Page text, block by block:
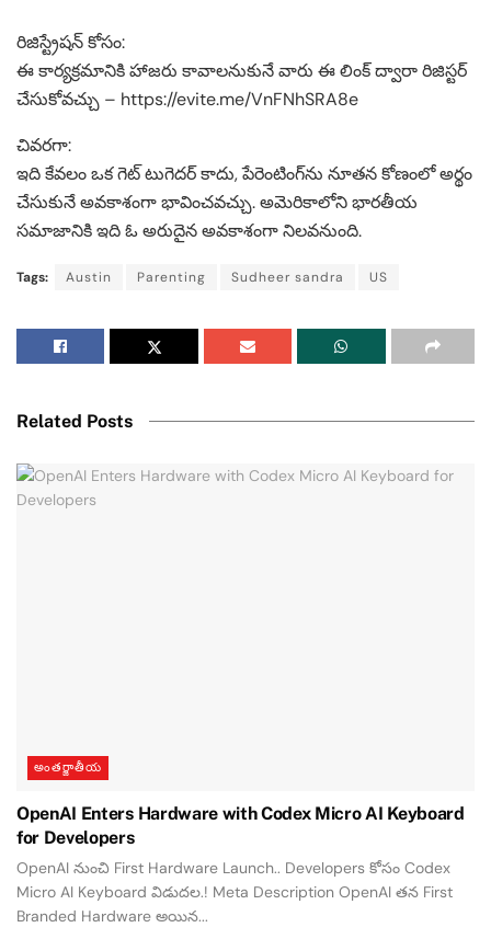
రిజిస్ట్రేషన్ కోసం:
ఈ కార్య‌క్ర‌మానికి హాజరు కావాలనుకునే వారు ఈ లింక్ ద్వారా రిజిస్టర్
చేసుకోవచ్చు – https://evite.me/VnFNhSRA8e
చివరగా:
ఇది కేవలం ఒక గెట్ టుగెదర్ కాదు, పేరెంటింగ్‌ను నూతన కోణంలో అర్థం
చేసుకునే అవకాశంగా భావించవచ్చు. అమెరికాలోని భారతీయ
సమాజానికి ఇది ఓ అరుదైన అవకాశంగా నిలవనుంది.
Tags: Austin Parenting Sudheer sandra US
Related Posts
అంతర్జాతీయ
OpenAI Enters Hardware with Codex Micro AI Keyboard
for Developers
OpenAI నుంచి First Hardware Launch.. Developers కోసం Codex
Micro AI Keyboard విడుదల.! Meta Description OpenAI తన First
Branded Hardware అయిన...